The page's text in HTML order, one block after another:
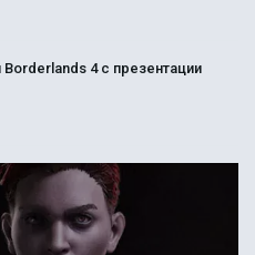
4 с презентации